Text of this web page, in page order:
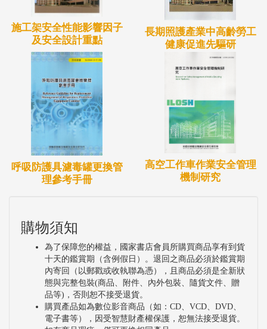
施工架安全性能影響因子
及安全設計重點
長期照護產業中高齡勞工
健康促進先驅研
呼吸防護具濾毒罐更換管
理參考手冊
高空工作車作業安全管理
機制研究
購物須知
為了保障您的權益，國家書店會員所購買商品享有到貨
十天的鑑賞期（含例假日）。退回之商品必須於鑑賞期
內寄回（以郵戳或收執聯為憑），且商品必須是全新狀
態與完整包裝(商品、附件、內外包裝、隨貨文件、贈
品等)，否則恕不接受退貨。
購買產品如為數位影音商品（如：CD、VCD、DVD、
電子書等），因受智慧財產權保護，恕無法接受退貨。